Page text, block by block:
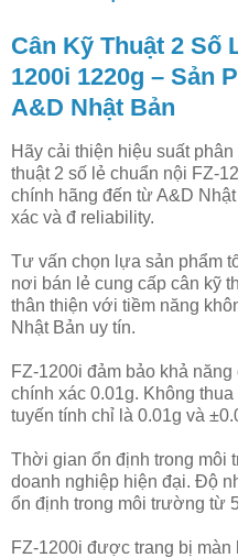
Cân Kỹ Thuật 2 Số
1200i 1220g – Sản
A&D Nhật Bản
Hãy cải thiện hiệu suất
thuật 2 số lẻ chuẩn nội FZ-
chính hãng đến từ A&D
xác và đ reliability.
Tư vấn chọn lựa sản phẩm
nơi bán lẻ cung cấp cân kỹ
thân thiện với tiềm năng
Nhật Bản uy tín.
FZ-1200i đảm bảo khả
chính xác 0.01g. Không
tuyến tính chỉ là 0.01g và
Thời gian ổn định trong môi
doanh nghiệp hiện đại. Độ
ổn định trong môi trường từ
FZ-1200i được trang bị